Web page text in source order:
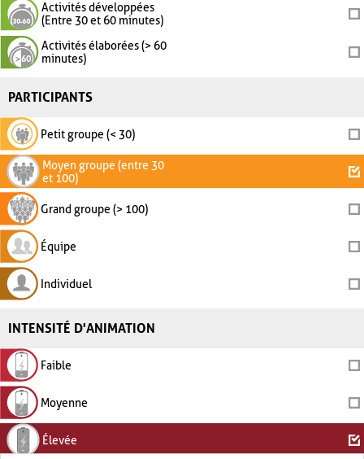
Activités développées
(Entre 30 et 60 minutes)
Activités élaborées (> 60
minutes)
PARTICIPANTS
Petit groupe (< 30)
Moyen groupe (entre 30
et 100)
Grand groupe (> 100)
Équipe
Individuel
INTENSITÉ D'ANIMATION
Faible
Moyenne
Élevée